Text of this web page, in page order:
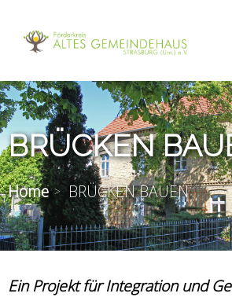
BRÜCKEN
Home BRÜCKEN BAUEN
Ein Projekt für Integration und